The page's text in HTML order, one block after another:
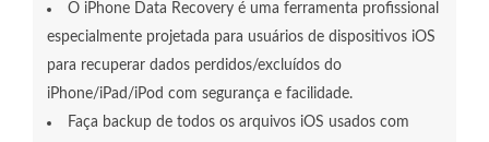
O iPhone Data Recovery é uma ferramenta profissional
especialmente projetada para usuários de dispositivos iOS
para recuperar dados perdidos/excluídos do
iPhone/iPad/iPod com segurança e facilidade.
Faça backup de todos os arquivos iOS usados ​​com